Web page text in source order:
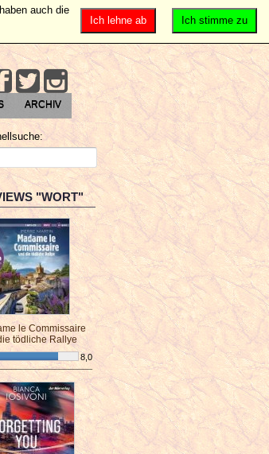
ARCHIV
"WORT"
le Commissaire
tödliche Rallye
8,0
Ich stimme zu
Ich lehne ab
auch die